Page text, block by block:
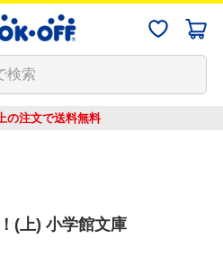
の注文で送料無料
(上) 小学館文庫